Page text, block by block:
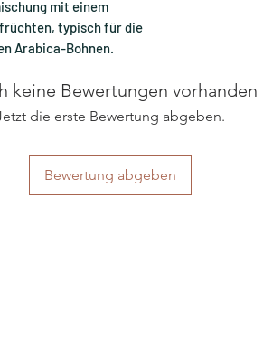
mit einem
typisch für die
Arabica-Bohnen.
keine Bewertungen vorhanden
die erste Bewertung abgeben.
Bewertung abgeben